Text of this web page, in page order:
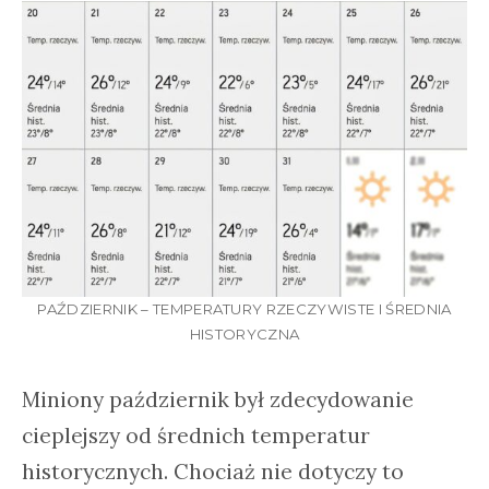
PAŹDZIERNIK – TEMPERATURY RZECZYWISTE I ŚREDNIA
HISTORYCZNA
Miniony październik był zdecydowanie
cieplejszy od średnich temperatur
historycznych. Chociaż nie dotyczy to